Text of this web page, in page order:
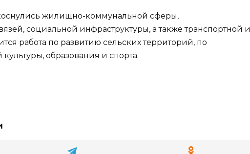
жилищно-коммунальной сферы,
социальной инфраструктуры, а также транспортной и
работа по развитию сельских территорий, по
образования и спорта.